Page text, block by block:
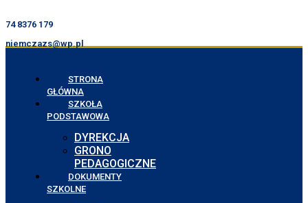
74 8376 179
niemczazs@wp.pl
STRONA
GŁÓWNA
SZKOŁA
PODSTAWOWA
DYREKCJA
GRONO
PEDAGOGICZNE
DOKUMENTY
SZKOLNE